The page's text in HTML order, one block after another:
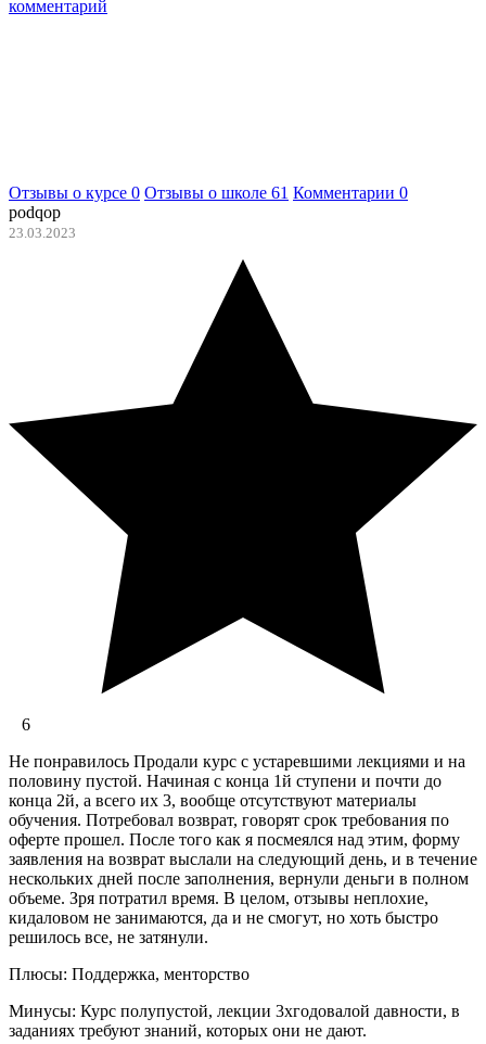
комментарий
Отзывы о курсе 0 Отзывы о школе 61 Комментарии 0
podqop
23.03.2023
6
Не понравилось Продали курс с устаревшими лекциями и на
половину пустой. Начиная с конца 1й ступени и почти до
конца 2й, а всего их 3, вообще отсутствуют материалы
обучения. Потребовал возврат, говорят срок требования по
оферте прошел. После того как я посмеялся над этим, форму
заявления на возврат выслали на следующий день, и в течение
нескольких дней после заполнения, вернули деньги в полном
объеме. Зря потратил время. В целом, отзывы неплохие,
кидаловом не занимаются, да и не смогут, но хоть быстро
решилось все, не затянули.
Плюсы: Поддержка, менторство
Минусы: Курс полупустой, лекции 3хгодовалой давности, в
заданиях требуют знаний, которых они не дают.